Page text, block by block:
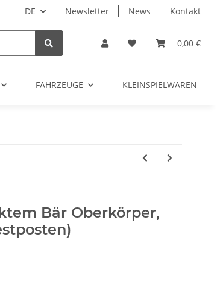
DE Newsletter News Kontakt
0,00 €
FAHRZEUGE KLEINSPIELWAREN
Bär Oberkörper,